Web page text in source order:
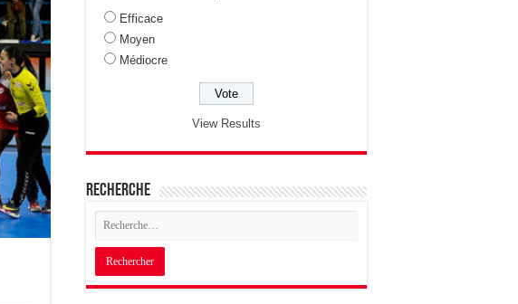
Efficace
Moyen
Médiocre
View Results
Recherche